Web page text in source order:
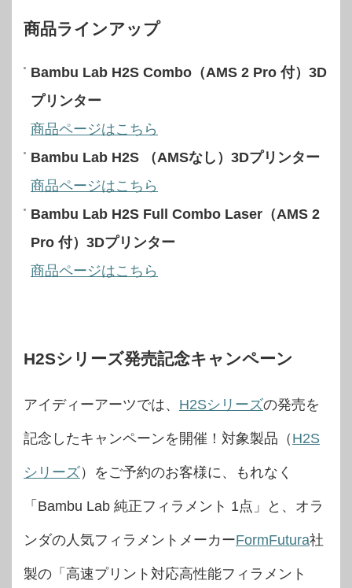
商品ラインアップ
Bambu Lab H2S Combo（AMS 2 Pro 付）3D
プリンター
商品ページはこちら
Bambu Lab H2S （AMSなし）3Dプリンター
商品ページはこちら
Bambu Lab H2S Full Combo Laser（AMS 2
Pro 付）3Dプリンター
商品ページはこちら
H2Sシリーズ発売記念キャンペーン
アイディーアーツでは、 H2Sシリーズの発売を
記念したキャンペーンを開催！対象製品（ H2S
シリーズ）をご予約のお客様に、もれなく
「Bambu Lab 純正フィラメント 1点」と、オラ
ンダの人気フィラメントメーカーFormFutura社
製の「高速プリント対応高性能フィラメント